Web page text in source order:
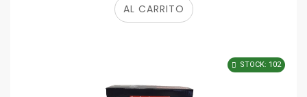
AL CARRITO
STOCK: 102